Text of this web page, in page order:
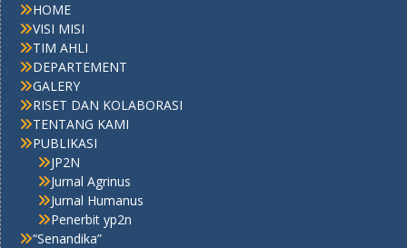
HOME
VISI MISI
TIM AHLI
DEPARTEMENT
GALERY
RISET DAN KOLABORASI
TENTANG KAMI
PUBLIKASI
JP2N
Jurnal Agrinus
Jurnal Humanus
Penerbit yp2n
“Senandika”